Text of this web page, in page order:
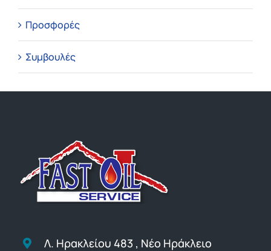
Προσφορές
Συμβουλές
Λ. Ηρακλείου 483 , Νέο Ηράκλειο